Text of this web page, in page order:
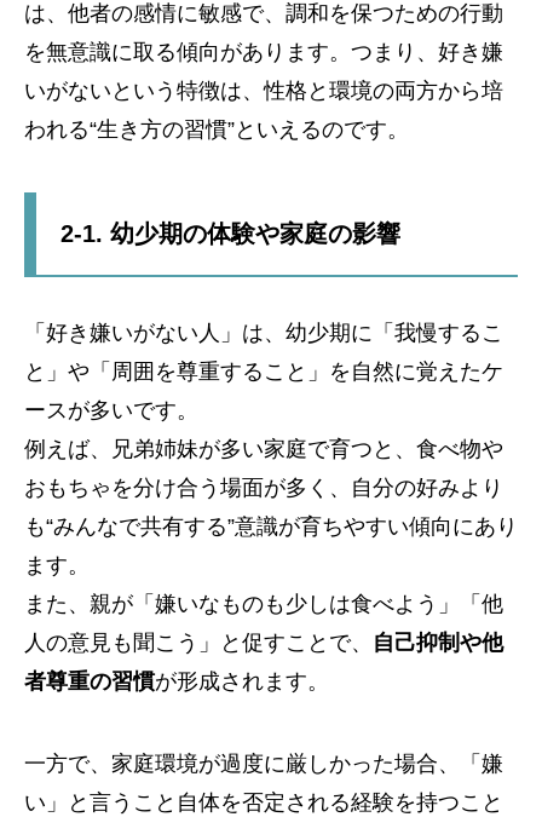
は、他者の感情に敏感で、調和を保つための行動
を無意識に取る傾向があります。つまり、好き嫌
いがないという特徴は、性格と環境の両方から培
われる“生き方の習慣”といえるのです。
2-1. 幼少期の体験や家庭の影響
「好き嫌いがない人」は、幼少期に「我慢するこ
と」や「周囲を尊重すること」を自然に覚えたケ
ースが多いです。
例えば、兄弟姉妹が多い家庭で育つと、食べ物や
おもちゃを分け合う場面が多く、自分の好みより
も“みんなで共有する”意識が育ちやすい傾向にあり
ます。
また、親が「嫌いなものも少しは食べよう」「他
人の意見も聞こう」と促すことで、 自己抑制や他
者尊重の習慣が形成されます。
一方で、家庭環境が過度に厳しかった場合、「嫌
い」と言うこと自体を否定される経験を持つこと